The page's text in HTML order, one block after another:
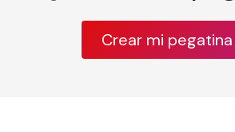
deben limpiarse antes de aplicar
Crear mi pegatina